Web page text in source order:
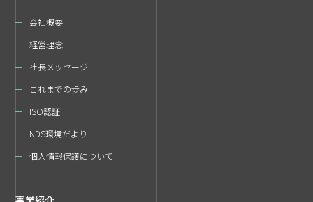
会社概要
経営理念
社長メッセージ
これまでの歩み
ISO認証
NDS環境だより
個人情報保護について